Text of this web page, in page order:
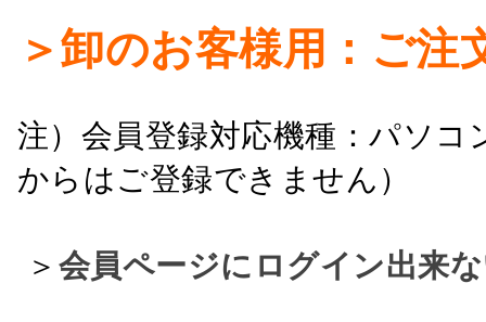
＞卸のお客様用：ご注
注）会員登録対応機種：パソ
からはご登録できません）
＞ 会員ページにログイン出来